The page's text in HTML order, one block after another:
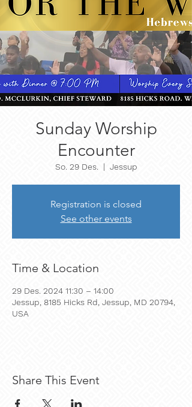
Sunday Worship
Encounter
So. 29 Des.
  |
Jessup
Registration is closed
See other events
Time & Location
29 Des. 2024 11:30 – 14:00
Jessup, 8185 Hicks Rd, Jessup, MD 20794,
USA
Share This Event